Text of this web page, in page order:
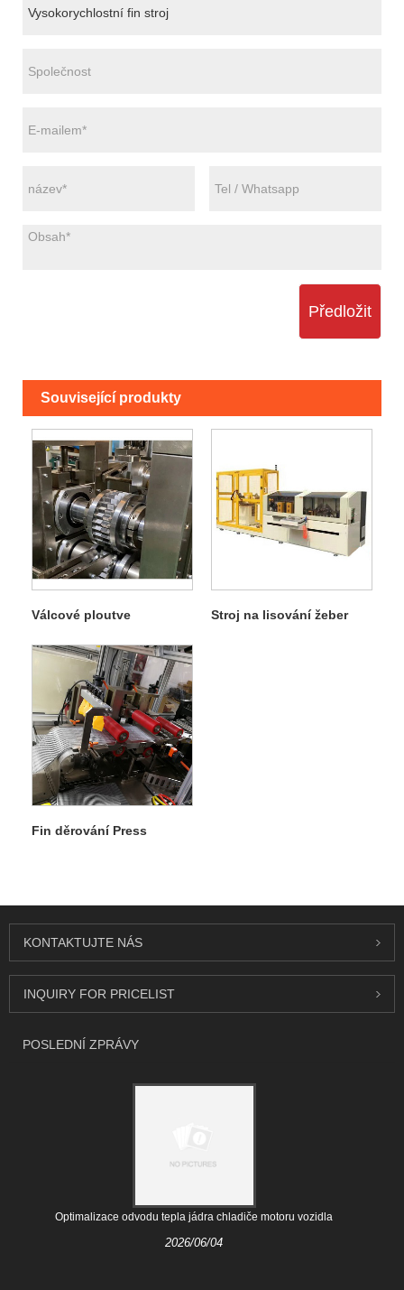
Předložit
Související produkty
Válcové ploutve Stroj na lisování žeber
Fin děrování Press
KONTAKTUJTE NÁS
INQUIRY FOR PRICELIST
POSLEDNÍ ZPRÁVY
Optimalizace odvodu tepla jádra chladiče motoru vozidla
2026/06/04